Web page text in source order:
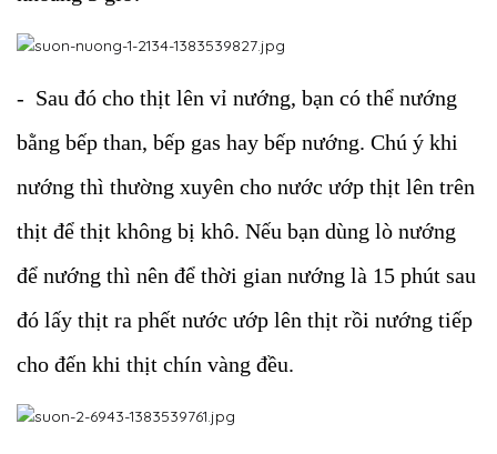
- Sau đó cho thịt lên vỉ nướng, bạn có thể nướng
bằng bếp than, bếp gas hay bếp nướng. Chú ý khi
nướng thì thường xuyên cho nước ướp thịt lên trên
thịt để thịt không bị khô. Nếu bạn dùng lò nướng
để nướng thì nên để thời gian nướng là 15 phút sau
đó lấy thịt ra phết nước ướp lên thịt rồi nướng tiếp
cho đến khi thịt chín vàng đều.